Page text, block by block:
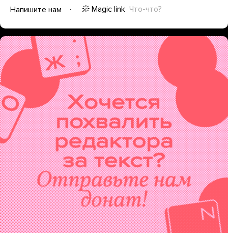
Напишите нам
Magic link Что-что?